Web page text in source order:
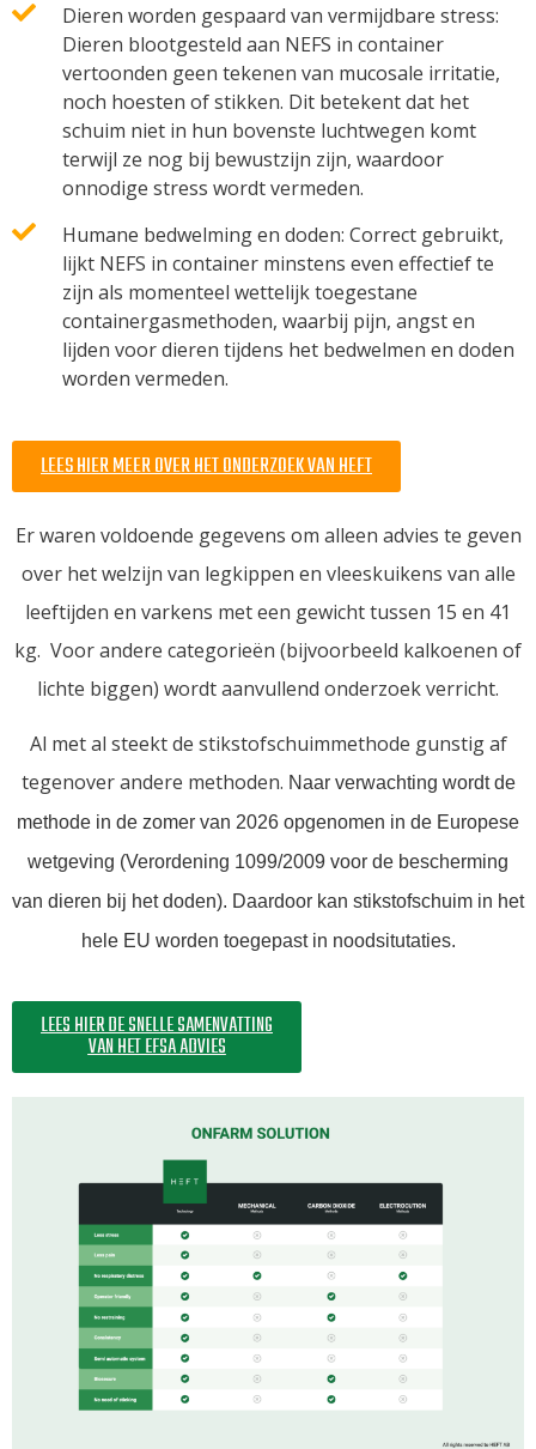
Dieren worden gespaard van vermijdbare stress:
Dieren blootgesteld aan NEFS in container
vertoonden geen tekenen van mucosale irritatie,
noch hoesten of stikken. Dit betekent dat het
schuim niet in hun bovenste luchtwegen komt
terwijl ze nog bij bewustzijn zijn, waardoor
onnodige stress wordt vermeden.
Humane bedwelming en doden: Correct gebruikt,
lijkt NEFS in container minstens even effectief te
zijn als momenteel wettelijk toegestane
containergasmethoden, waarbij pijn, angst en
lijden voor dieren tijdens het bedwelmen en doden
worden vermeden.
LEES HIER MEER OVER HET ONDERZOEK VAN HEFT
Er waren voldoende gegevens om alleen advies te geven
over het welzijn van legkippen en vleeskuikens van alle
leeftijden en varkens met een gewicht tussen 15 en 41
kg. Voor andere categorieën (bijvoorbeeld kalkoenen of
lichte biggen) wordt aanvullend onderzoek verricht.
Al met al steekt de stikstofschuimmethode gunstig af
tegenover andere methoden. Naar verwachting wordt de
methode in de zomer van 2026 opgenomen in de Europese
wetgeving (Verordening 1099/2009 voor de bescherming
van dieren bij het doden). Daardoor kan stikstofschuim in het
hele EU worden toegepast in noodsitutaties.
LEES HIER DE SNELLE SAMENVATTING
VAN HET EFSA ADVIES